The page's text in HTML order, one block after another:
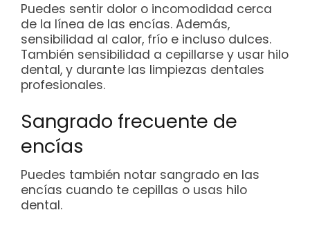
Puedes sentir dolor o incomodidad cerca
de la línea de las encías. Además,
sensibilidad al calor, frío e incluso dulces.
También sensibilidad a cepillarse y usar hilo
dental, y durante las limpiezas dentales
profesionales.
Sangrado frecuente de
encías
Puedes también notar sangrado en las
encías cuando te cepillas o usas hilo
dental.